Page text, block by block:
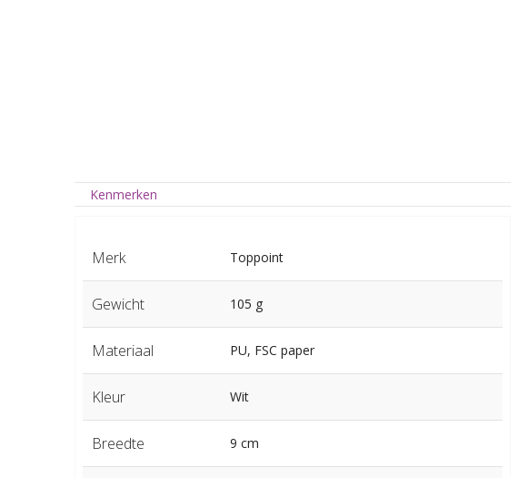
Kenmerken
Merk Toppoint
Gewicht 105 g
Materiaal PU, FSC paper
Kleur Wit
Breedte 9 cm